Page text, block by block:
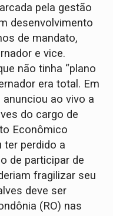
pela gestão
desenvolvimento
de mandato,
e vice.
não tinha “plano
era total. Em
ao vivo a
do cargo de
Econômico
ter perdido a
de participar de
fragilizar seu
deve ser
(RO) nas